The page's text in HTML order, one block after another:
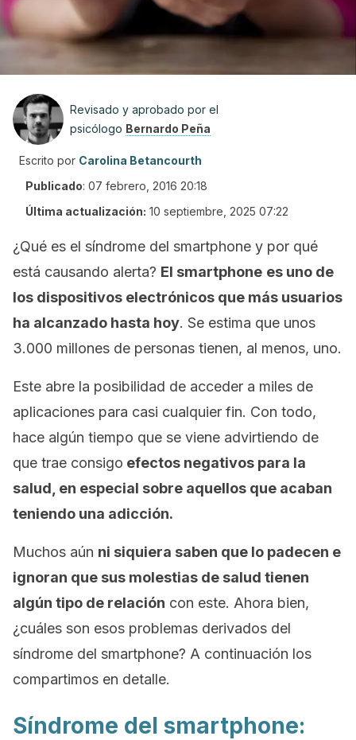
Revisado y aprobado por el
psicólogo Bernardo Peña
Escrito por Carolina Betancourth
Publicado: 07 febrero, 2016 20:18
Última actualización: 10 septiembre, 2025 07:22
¿Qué es el síndrome del smartphone y por qué
está causando alerta? El smartphone es uno de
los dispositivos electrónicos que más usuarios
ha alcanzado hasta hoy. Se estima que unos
3.000 millones de personas tienen, al menos, uno.
Este abre la posibilidad de acceder a miles de
aplicaciones para casi cualquier fin. Con todo,
hace algún tiempo que se viene advirtiendo de
que trae consigo efectos negativos para la
salud, en especial sobre aquellos que acaban
teniendo una adicción.
Muchos aún ni siquiera saben que lo padecen e
ignoran que sus molestias de salud tienen
algún tipo de relación con este. Ahora bien,
¿cuáles son esos problemas derivados del
síndrome del smartphone? A continuación los
compartimos en detalle.
Síndrome del smartphone: